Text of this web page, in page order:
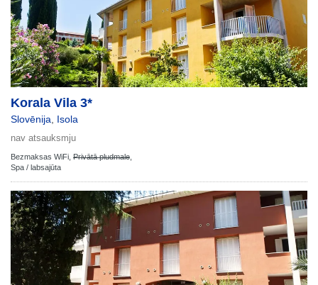
Korala Vila 3*
Slovēnija Isola
nav atsauksmju
Bezmaksas WiFi, Privātā pludmale
Spa / labsajūta